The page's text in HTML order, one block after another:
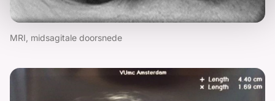
MRI, midsagitale doorsnede